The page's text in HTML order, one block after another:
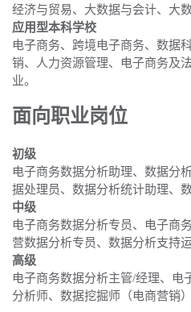
经济与贸易、大数据与会计、大
应用型本科学校
电子商务、跨境电子商务、数据
销、人力资源管理、电子商务及
业。
面向职业岗位
初级
电子商务数据分析助理、数据分
据处理员、数据分析统计助理、
中级
电子商务数据分析专员、电子商
营数据分析专员、数据分析支持运
高级
电子商务数据分析主管/经理、电
分析师、数据挖掘师（电商营销）